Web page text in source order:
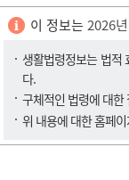
이 정보는 2026
생활법령정보는 법적
다.
구체적인 법령에 대
위 내용에 대한 홈페